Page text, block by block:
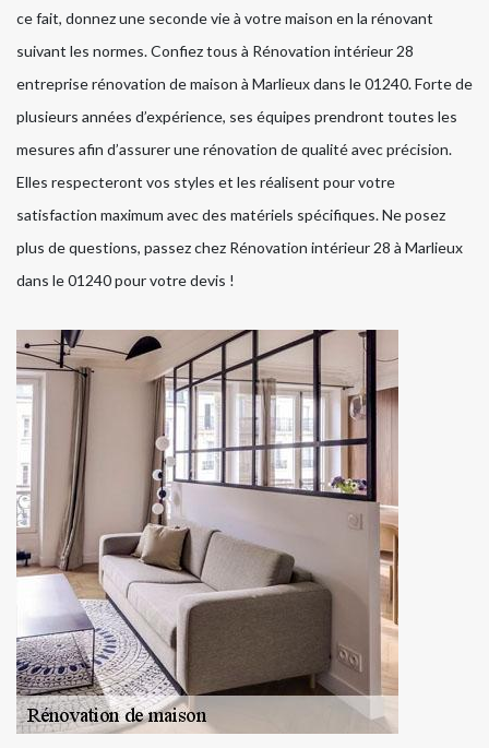
ce fait, donnez une seconde vie à votre maison en la rénovant
suivant les normes. Confiez tous à Rénovation intérieur 28
entreprise rénovation de maison à Marlieux dans le 01240. Forte de
plusieurs années d’expérience, ses équipes prendront toutes les
mesures afin d’assurer une rénovation de qualité avec précision.
Elles respecteront vos styles et les réalisent pour votre
satisfaction maximum avec des matériels spécifiques. Ne posez
plus de questions, passez chez Rénovation intérieur 28 à Marlieux
dans le 01240 pour votre devis !